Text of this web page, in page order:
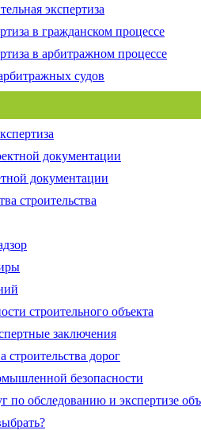
экспертиза
в гражданском процессе
в арбитражном процессе
судов
документации
документации
строительства
строительного объекта
заключения
строительства дорог
безопасности
по обследованию и экспертизе